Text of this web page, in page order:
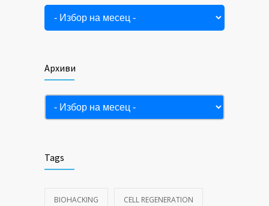
Архиви
Архиви
Tags
BIOHACKING CELL REGENERATION